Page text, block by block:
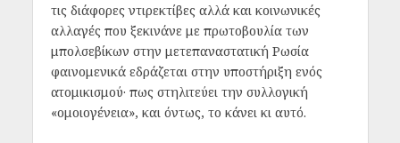
τις διάφορες ντιρεκτίβες αλλά και κοινωνικές
αλλαγές που ξεκινάνε με πρωτοβουλία των
μπολσεβίκων στην μετεπαναστατική Ρωσία
φαινομενικά εδράζεται στην υποστήριξη ενός
ατομικισμού· πως στηλιτεύει την συλλογική
«ομοιογένεια», και όντως, το κάνει κι αυτό.